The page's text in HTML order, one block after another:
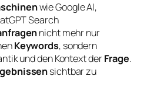
wie Google AI,
Search
nicht mehr nur
Keywords, sondern
und den Kontext derFrage.
sichtbar zu